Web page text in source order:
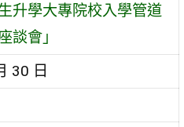
升學大專院校入學管道
談會」
30 日